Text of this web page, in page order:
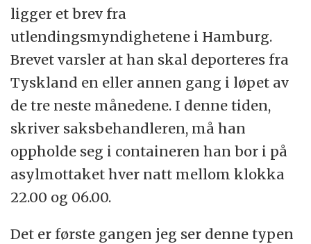
ligger et brev fra
utlendingsmyndighetene i Hamburg.
Brevet varsler at han skal deporteres fra
Tyskland en eller annen gang i løpet av
de tre neste månedene. I denne tiden,
skriver saksbehandleren, må han
oppholde seg i containeren han bor i på
asylmottaket hver natt mellom klokka
22.00 og 06.00.
Det er første gangen jeg ser denne typen